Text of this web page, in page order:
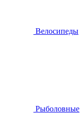
Велосипеды
Рыболовные